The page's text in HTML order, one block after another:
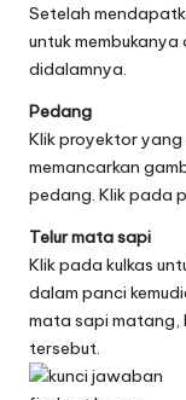
Setelah
untuk
didalamnya.
Pedang
Klik proyektor
memancarkan
pedang. Klik pada
Telur mata sapi
Klik pada kulkas
dalam panci
mata sapi matang,
tersebut.